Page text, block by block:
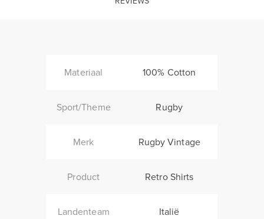
Materiaal 100% Cotton
Sport/Theme Rugby
Merk Rugby Vintage
Product Retro Shirts
Landenteam Italië